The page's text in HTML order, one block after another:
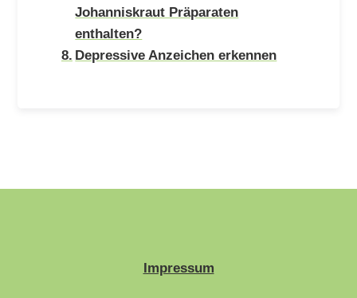
Johanniskraut Präparaten
enthalten?
Depressive Anzeichen erkennen
Impressum